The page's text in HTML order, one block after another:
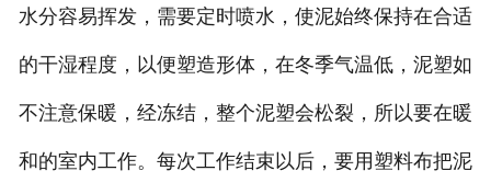
水分容易挥发，需要定时喷水，使泥始终保持在合适
的干湿程度，以便塑造形体，在冬季气温低，泥塑如
不注意保暖，经冻结，整个泥塑会松裂，所以要在暖
和的室内工作。每次工作结束以后，要用塑料布把泥